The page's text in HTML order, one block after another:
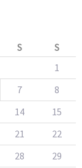
S
S
1
7
8
14
15
21
22
28
29